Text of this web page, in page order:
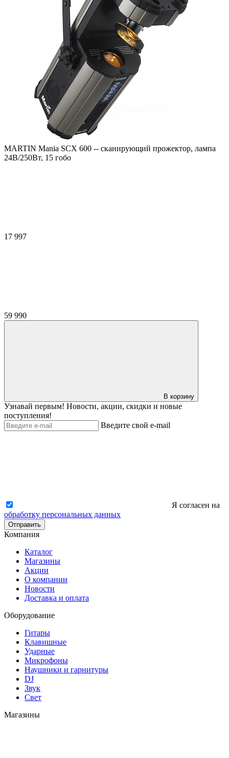
MARTIN Mania SCX 600 -- сканирующий прожектор, лампа
24В/250Вт, 15 гобо
17 997
59 990
В корзину
Узнавай первым! Новости, акции, скидки и новые
поступления!
Введите свой e-mail
Я согласен на
обработку персональных данных
Отправить
Компания
Каталог
Магазины
Акции
О компании
Новости
Доставка и оплата
Оборудование
Гитары
Клавишные
Ударные
Микрофоны
Наушники и гарнитуры
DJ
Звук
Свет
Магазины